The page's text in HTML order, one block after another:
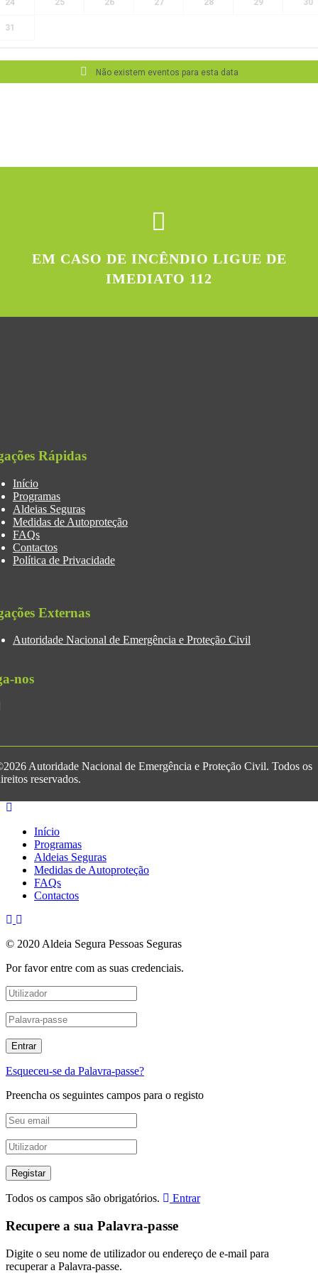
24 25 26 27 28 29 30
31
Não existem eventos para esta data
EM CASO DE INCÊNDIO LIGUE DE
IMEDIATO 112
Rápidas
Início
Programas
Aldeias Seguras
Medidas de Autoproteção
FAQs
Contactos
Política de Privacidade
Externas
Autoridade Nacional de Emergência e Proteção Civil
nos
Autoridade Nacional de Emergência e Proteção Civil. Todos os
reservados.
Início
Programas
Aldeias Seguras
Medidas de Autoproteção
FAQs
Contactos
© 2020 Aldeia Segura Pessoas Seguras
Por favor entre com as suas credenciais.
Esqueceu-se da Palavra-passe?
Preencha os seguintes campos para o registo
Todos os campos são obrigatórios. Entrar
Recupere a sua Palavra-passe
Digite o seu nome de utilizador ou endereço de e-mail para
recuperar a Palavra-passe.